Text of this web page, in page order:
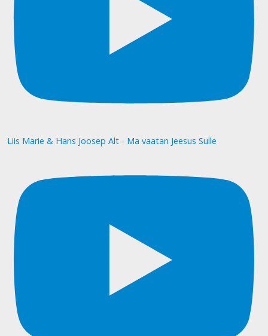
Liis Marie & Hans Joosep Alt - Ma vaatan Jeesus Sulle